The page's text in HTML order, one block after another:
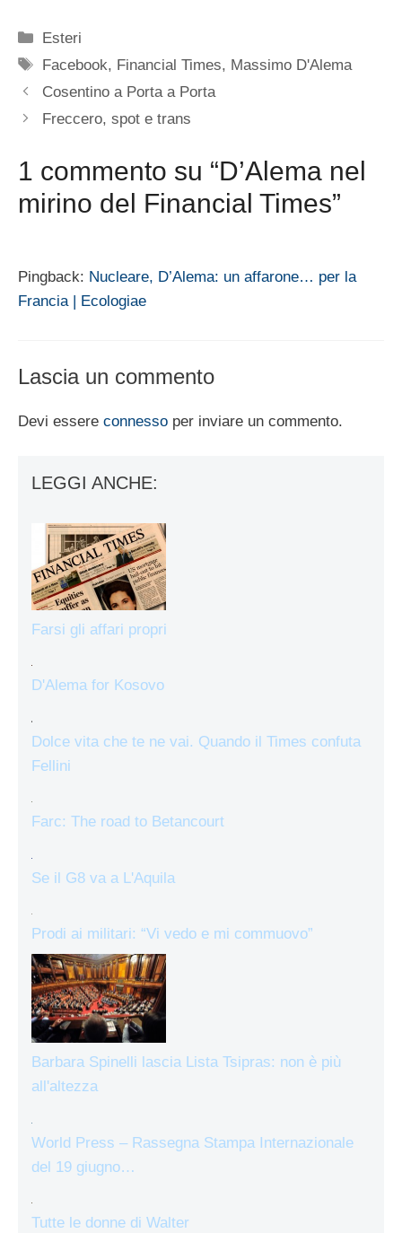
Categorie
Esteri
Tag
Facebook, Financial Times, Massimo D'Alema
Cosentino a Porta a Porta
Freccero, spot e trans
1 commento su “D’Alema nel
mirino del Financial Times”
Pingback: Nucleare, D’Alema: un affarone… per la
Francia | Ecologiae
Lascia un commento
Devi essere connesso per inviare un commento.
LEGGI ANCHE:
Farsi gli affari propri
D'Alema for Kosovo
Dolce vita che te ne vai. Quando il Times confuta
Fellini
Farc: The road to Betancourt
Se il G8 va a L'Aquila
Prodi ai militari: “Vi vedo e mi commuovo”
Barbara Spinelli lascia Lista Tsipras: non è più
all'altezza
World Press – Rassegna Stampa Internazionale
del 19 giugno…
Tutte le donne di Walter